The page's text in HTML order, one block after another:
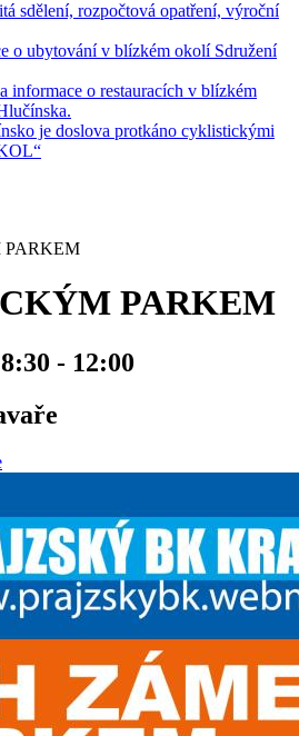
sdělení, rozpočtová opatření, výroční
o ubytování v blízkém okolí Sdružení
informace o restauracích v blízkém
je doslova protkáno cyklistickými
PARKEM
- 12:00